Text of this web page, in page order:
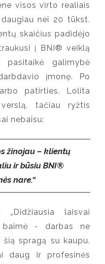
visos virto realiais
nei 20 tūkst.
skaičius padidėjo
į BNI® veiklą
galimybė
įmonę. Po
patirties, Lolita
tačiau ryžtis
nebaisu:
žinojau – klientų
ir būsiu BNI®
nare.“
„Didžiausia laisvai
baimė - darbas ne
spragą su kaupu.
daug ir profesinės